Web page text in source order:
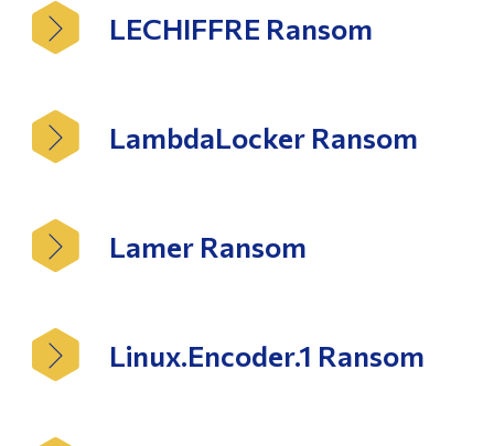
LECHIFFRE Ransom
LambdaLocker Ransom
Lamer Ransom
Linux.Encoder.1 Ransom